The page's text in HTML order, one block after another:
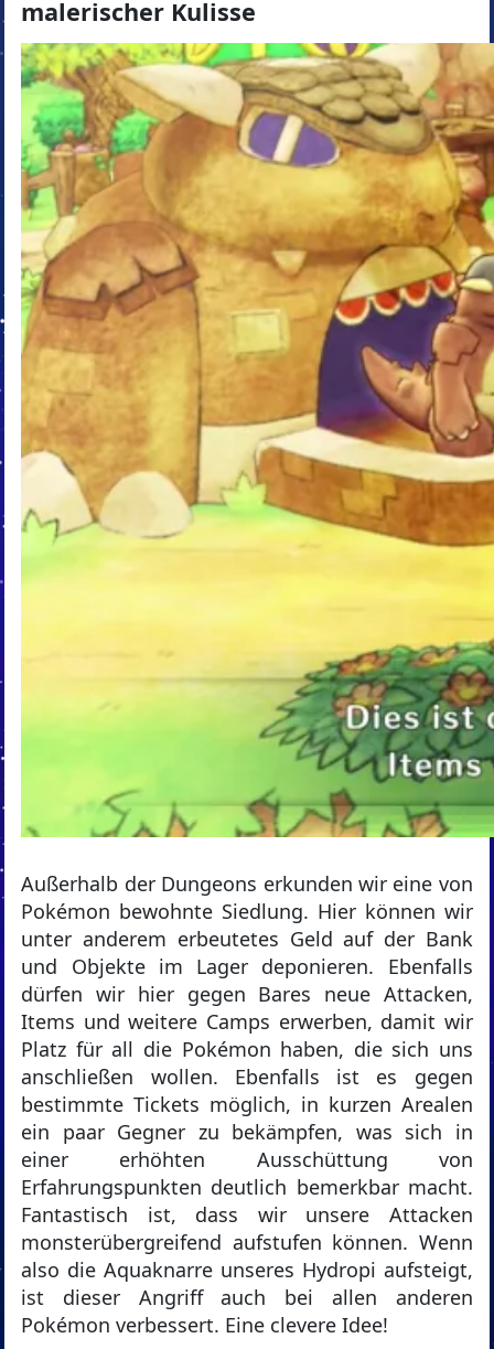
malerischer Kulisse
Außerhalb der Dungeons erkunden wir eine von
Pokémon bewohnte Siedlung. Hier können wir
unter anderem erbeutetes Geld auf der Bank
und Objekte im Lager deponieren. Ebenfalls
dürfen wir hier gegen Bares neue Attacken,
Items und weitere Camps erwerben, damit wir
Platz für all die Pokémon haben, die sich uns
anschließen wollen. Ebenfalls ist es gegen
bestimmte Tickets möglich, in kurzen Arealen
ein paar Gegner zu bekämpfen, was sich in
einer erhöhten Ausschüttung von
Erfahrungspunkten deutlich bemerkbar macht.
Fantastisch ist, dass wir unsere Attacken
monsterübergreifend aufstufen können. Wenn
also die Aquaknarre unseres Hydropi aufsteigt,
ist dieser Angriff auch bei allen anderen
Pokémon verbessert. Eine clevere Idee!